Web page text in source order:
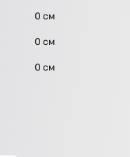
0 см
0 см
0 см